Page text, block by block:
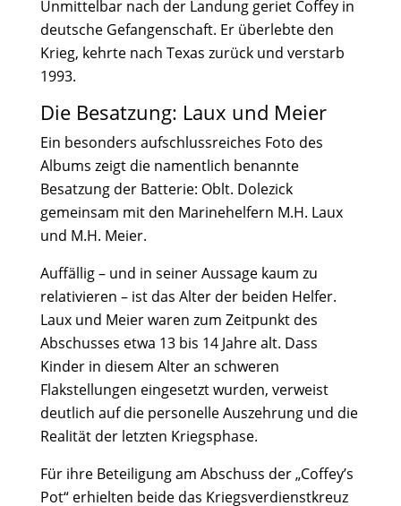
Unmittelbar nach der Landung geriet Coffey in
deutsche Gefangenschaft. Er überlebte den
Krieg, kehrte nach Texas zurück und verstarb
1993.
Die Besatzung: Laux und Meier
Ein besonders aufschlussreiches Foto des
Albums zeigt die namentlich benannte
Besatzung der Batterie: Oblt. Dolezick
gemeinsam mit den Marinehelfern M.H. Laux
und M.H. Meier.
Auffällig – und in seiner Aussage kaum zu
relativieren – ist das Alter der beiden Helfer.
Laux und Meier waren zum Zeitpunkt des
Abschusses etwa 13 bis 14 Jahre alt. Dass
Kinder in diesem Alter an schweren
Flakstellungen eingesetzt wurden, verweist
deutlich auf die personelle Auszehrung und die
Realität der letzten Kriegsphase.
Für ihre Beteiligung am Abschuss der „Coffey’s
Pot“ erhielten beide das Kriegsverdienstkreuz